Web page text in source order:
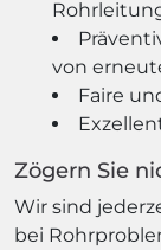
von
Faire
Zögern Sie
Wir sind
bei